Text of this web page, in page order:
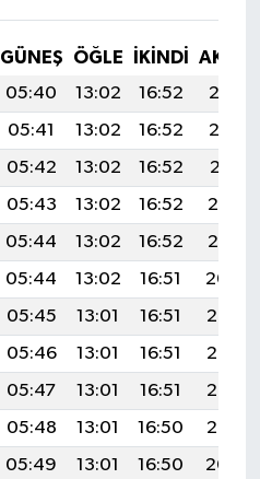
GÜNEŞ ÖĞLE İKINDI
05:40 13:02 16:52
20:13
05:41 13:02 16:52
20:12
05:42 13:02 16:52
20:11
05:43 13:02 16:52
20:10
05:44 13:02 16:52
20:10
05:44 13:02 16:51
20:09
05:45 13:01 16:51
20:08
05:46 13:01 16:51
20:07
05:47 13:01 16:51
20:06
05:48 13:01 16:50
20:05
05:49 13:01 16:50
20:04